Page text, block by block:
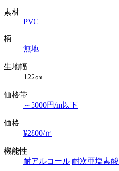
素材
PVC
柄
無地
生地幅
122㎝
価格帯
～3000円/m以下
価格
¥2800/ｍ
機能性
耐アルコール 耐次亜塩素酸